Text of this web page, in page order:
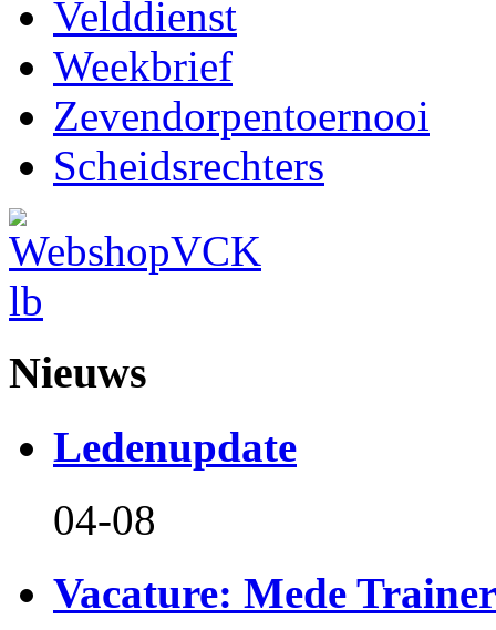
Velddienst
Weekbrief
Zevendorpentoernooi
Scheidsrechters
Nieuws
Ledenupdate
04-08
Vacature: Mede